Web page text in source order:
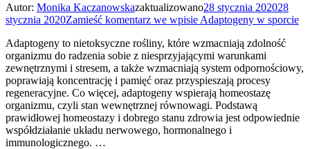
Autor: Monika Kaczanowskazaktualizowano28 stycznia 202028
stycznia 2020Zamieść komentarz we wpisie Adaptogeny w sporcie
Adaptogeny to nietoksyczne rośliny, które wzmacniają zdolność
organizmu do radzenia sobie z niesprzyjającymi warunkami
zewnętrznymi i stresem, a także wzmacniają system odpornościowy,
poprawiają koncentrację i pamięć oraz przyspieszają procesy
regeneracyjne. Co więcej, adaptogeny wspierają homeostazę
organizmu, czyli stan wewnętrznej równowagi. Podstawą
prawidłowej homeostazy i dobrego stanu zdrowia jest odpowiednie
współdziałanie układu nerwowego, hormonalnego i
immunologicznego. …